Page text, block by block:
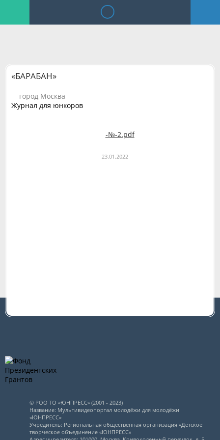
«БАРАБАН»
город Москва
Журнал для юнкоров
-№-2.pdf
23.01.2022
© РОО ТО «ЮНПРЕСС» (2001 - 2023)
Название: Мультивидеопортал молодёжи для молодёжи
«ЮНПРЕСС»
Учредитель: Региональная общественная организация «Детское
творческое объединение «ЮНПРЕСС»